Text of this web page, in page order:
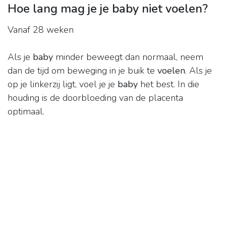
Hoe lang mag je je baby niet voelen?
Vanaf 28 weken
Als je baby minder beweegt dan normaal, neem
dan de tijd om beweging in je buik te voelen. Als je
op je linkerzij ligt, voel je je baby het best. In die
houding is de doorbloeding van de placenta
optimaal.